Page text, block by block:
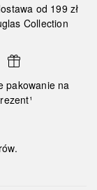
od 199 zł
Collection
pakowanie na